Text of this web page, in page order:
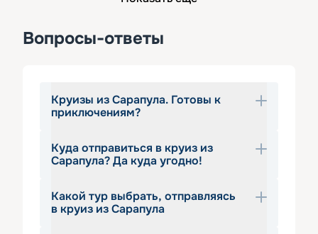
Вопросы-ответы
Круизы из Сарапула. Готовы к
приключениям?
Речные круизы из Сарапула
расширяют горизонты открытий,
своего путешествия водный путь. Из
этого небольшого городка с богатой
Куда отправиться в круиз из
Сарапула? Да куда угодно!
Круизы по Каме из Сарапула
включают в себя не только туры по
Какой тур выбрать, отправляясь
в круиз из Сарапула